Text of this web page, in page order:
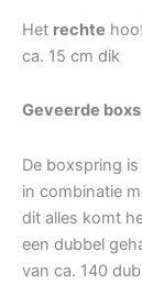
Het rechte
ca. 15 cm dik
Geveerde
De boxspring
in combinatie
dit alles komt
een dubbel
van ca. 140